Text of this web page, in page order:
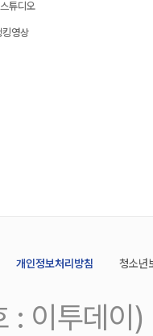
튜디오
킹영상
개인정보처리방침 청소년
: 이투데